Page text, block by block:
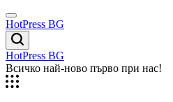
Skip
to
content
Menu
HotPress BG
Търсене
HotPress BG
Всичко най-ново първо при нас!